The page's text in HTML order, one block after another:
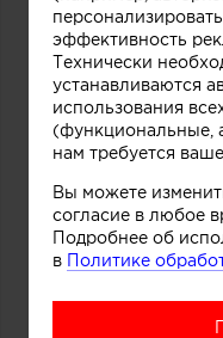
эффективность
Технически
устанавливаются
использования
(функциональные,
нам требуется
Вы можете
согласие в любое
Подробнее об
в Политике